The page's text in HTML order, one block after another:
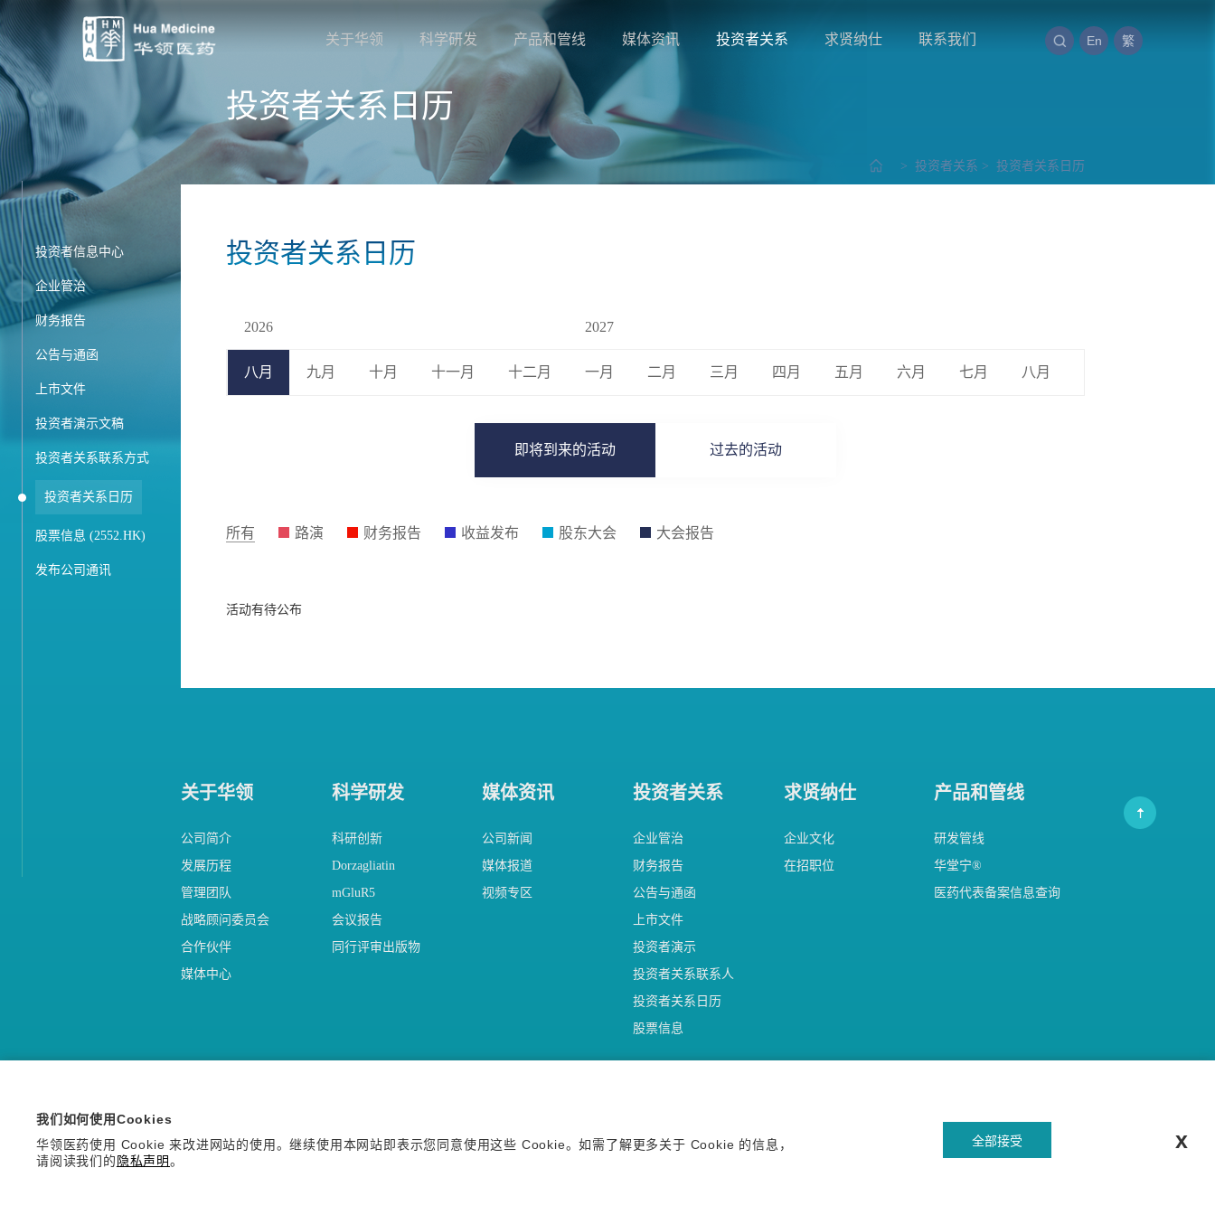
关于华领 科学研发 产品和管线 媒体资讯 投资者关系 求贤纳仕 联系我们 En 繁
投资者关系日历
> 投资者关系 > 投资者关系日历
投资者信息中心
企业管治
财务报告
公告与通函
上市文件
投资者演示文稿
投资者关系联系方式
投资者关系日历
股票信息 (2552.HK)
发布公司通讯
投资者关系日历
2026
八月 九月 十月 十一月 十二月
2027
一月 二月 三月 四月 五月 六月 七月 八月
即将到来的活动 过去的活动
所有 路演 财务报告 收益发布 股东大会 大会报告
活动有待公布
关于华领
公司简介
发展历程
管理团队
战略顾问委员会
合作伙伴
媒体中心
科学研发
科研创新
Dorzagliatin
mGluR5
会议报告
同行评审出版物
媒体资讯
公司新闻
媒体报道
视频专区
投资者关系
企业管治
财务报告
公告与通函
上市文件
投资者演示
投资者关系联系人
投资者关系日历
股票信息
求贤纳仕
企业文化
在招职位
产品和管线
研发管线
华堂宁®
医药代表备案信息查询
我们如何使用Cookies
华领医药使用 Cookie 来改进网站的使用。继续使用本网站即表示您同意使用这些 Cookie。如需了解更多关于 Cookie 的信息，
请阅读我们的隐私声明。
全部接受 x